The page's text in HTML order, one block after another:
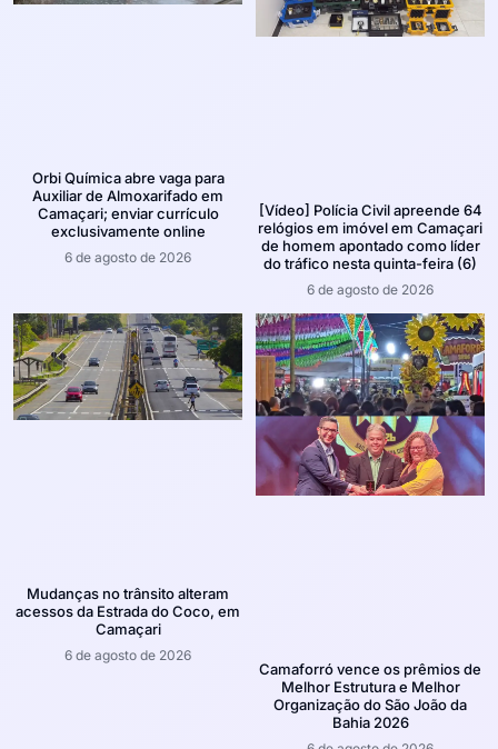
Orbi Química abre vaga para
Auxiliar de Almoxarifado em
Camaçari; enviar currículo
exclusivamente online
6 de agosto de 2026
[Vídeo] Polícia Civil apreende 64
relógios em imóvel em Camaçari
de homem apontado como líder
do tráfico nesta quinta-feira (6)
6 de agosto de 2026
Mudanças no trânsito alteram
acessos da Estrada do Coco, em
Camaçari
6 de agosto de 2026
Camaforró vence os prêmios de
Melhor Estrutura e Melhor
Organização do São João da
Bahia 2026